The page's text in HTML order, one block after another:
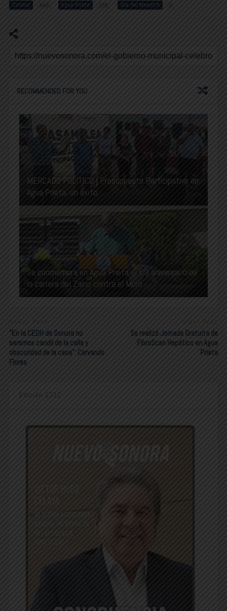
Estatal 800 Agua Prieta 130 Día del Maestro 1
RECOMMENDED FOR YOU
MERCADO POLÍTICO | Presupuesto Participativo en
Agua Prieta, un éxito
Se conmemora en Agua Prieta el 69 aniversario de
la carrera del Zaino contra el Moro
Newer Post
“En la CEDH de Sonora no
seremos candil de la calle y
obscuridad de la casa”: Cervando
Flores
Se realizó Jornada Gratuita de
FibroScan Hepático en Agua
Prieta
Edición 1312